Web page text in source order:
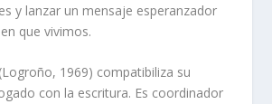
y lanzar un mensaje esperanzador
que vivimos.
1969) compatibiliza su
con la escritura. Es coordinador